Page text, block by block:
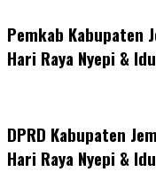
Pemkab Kabupaten
Hari Raya Nyepi &
DPRD Kabupaten
Hari Raya Nyepi &